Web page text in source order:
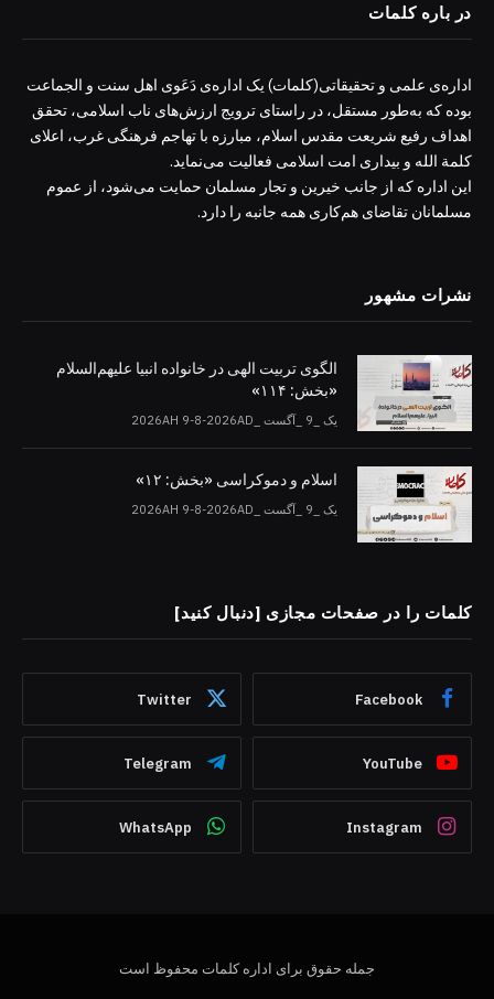
در باره کلمات
اداره‌ی علمی و تحقیقاتی(کلمات) یک اداره‌ی دَعَوی اهل سنت و الجماعت
بوده که به‌طور مستقل، در راستای ترویج ارزش‌های ناب اسلامی، تحقق
اهداف رفیع شریعت مقدس اسلام، مبارزه با تهاجم فرهنگی غرب، اعلای
کلمة الله و بیداری امت اسلامی فعالیت می‌نماید.
این اداره که از جانب خیرین و تجار مسلمان حمایت می‌شود، از عموم
مسلمانان تقاضای هم‌کاری همه جانبه را دارد.
نشرات مشهور
الگوی تربیت الهی در خانواده انبیا‌‌ علیهم‌السلام
«بخش: ۱۱۴»
یک _9 _آگست _2026AH 9-8-2026AD
اسلام و دموکراسی «بخش: ۱۲»
یک _9 _آگست _2026AH 9-8-2026AD
کلمات را در صفحات مجازی [دنبال کنید]
Facebook
Twitter
YouTube
Telegram
Instagram
WhatsApp
جمله حقوق برای اداره کلمات محفوظ است